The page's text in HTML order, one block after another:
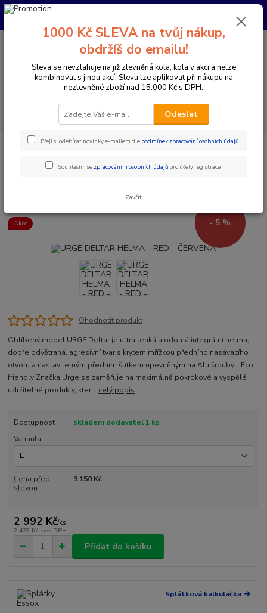
Pro nachystání kola / doplňků na prodejně si prosím zavolejte dopředu.
Menu
CZK
PO-PÁ 10:00-17:00 | SO: 9:00-12:00
Doplňky a helmy Cyklistické helmy
Integrální helmy
Akce - 5 %
Ohodnotit produkt
Oblíbený model URGE Deltar je ultra lehká a odolná integrální helma,
dobře odvětraná, agresivní tvar s krytem mřížkou předního nasávacího
otvoru a nastavitelným předním štítkem upevněným na Alu šrouby. Eco
friendly Značka Urge se zaměřuje na maximálně pokrokové a vyspělé
udržitelné produkty, kter... celý popis
Dostupnost
skladem dodavatel 1 ks
Varianta
Cena před
slevou
3 150 Kč
2 992 Kč/ks
2 473 Kč bez DPH
Přidat do košíku
Splátková kalkulačka
1000 Kč SLEVA na tvůj nákup,
obdržíš do emailu!
Sleva se nevztahuje na již zlevněná kola, kola v akci a nelze
kombinovat s jinou akcí. Slevu lze aplikovat při nákupu na
nezlevněné zboží nad 15.000 Kč s DPH.
Odeslat
Přeji si odebírat novinky e-mailem dle podmínek zpracování osobních údajů.
Souhlasím se zpracováním osobních údajů pro účely registrace.
Zavřít